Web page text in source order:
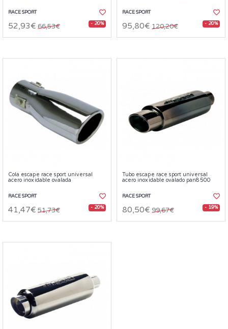
RACE SPORT
52,93€ 66,53€ - 20%
RACE SPORT
95,80€ 120,20€ - 20%
Cola escape race sport universal
acero inoxidable ovalada
RACE SPORT
41,47€ 51,73€ - 20%
Tubo escape race sport universal
acero inoxidable ovalado pan8500
RACE SPORT
80,50€ 99,67€ - 19%